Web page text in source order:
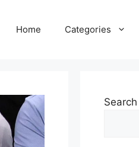
Home Categories
Search